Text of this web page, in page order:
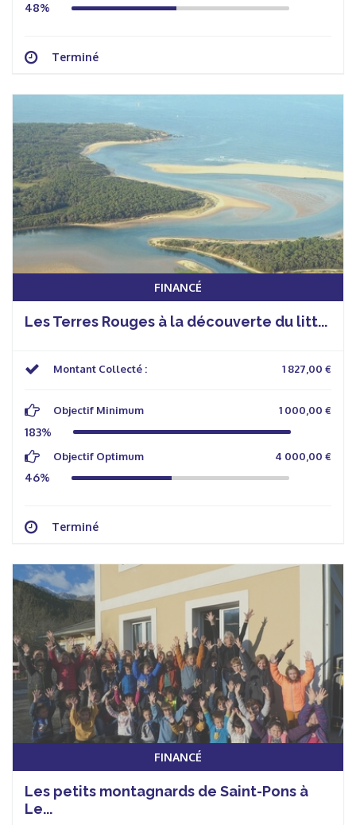
48%
Terminé
FINANCÉ
Les Terres Rouges à la découverte du litt...
Montant Collecté : 1 827,00 €
Objectif Minimum 1 000,00 €
183%
Objectif Optimum 4 000,00 €
46%
Terminé
FINANCÉ
Les petits montagnards de Saint-Pons à
Le...